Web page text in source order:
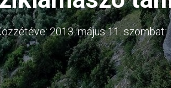
2013. május 11. szombat